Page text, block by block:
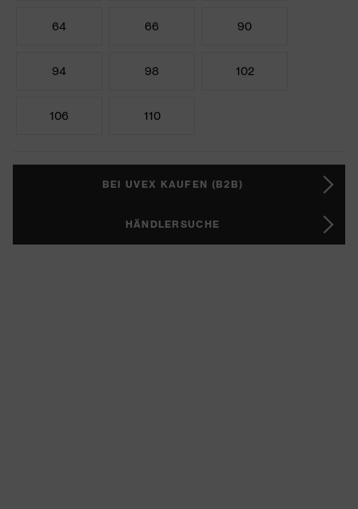
64 66 90
94 98 102
106 110
BEI UVEX KAUFEN (B2B)
HÄNDLERSUCHE